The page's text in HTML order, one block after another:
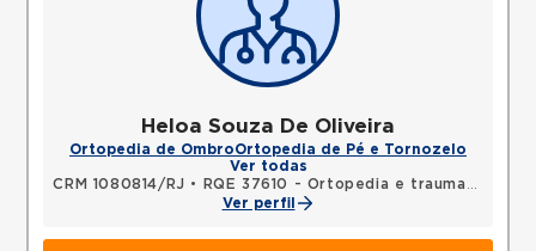
Heloa Souza De Oliveira
Ortopedia de OmbroOrtopedia de Pé e Tornozelo
Ver todas
CRM 1080814/RJ •
RQE 37610 - Ortopedia e traumatologia
Ver perfil